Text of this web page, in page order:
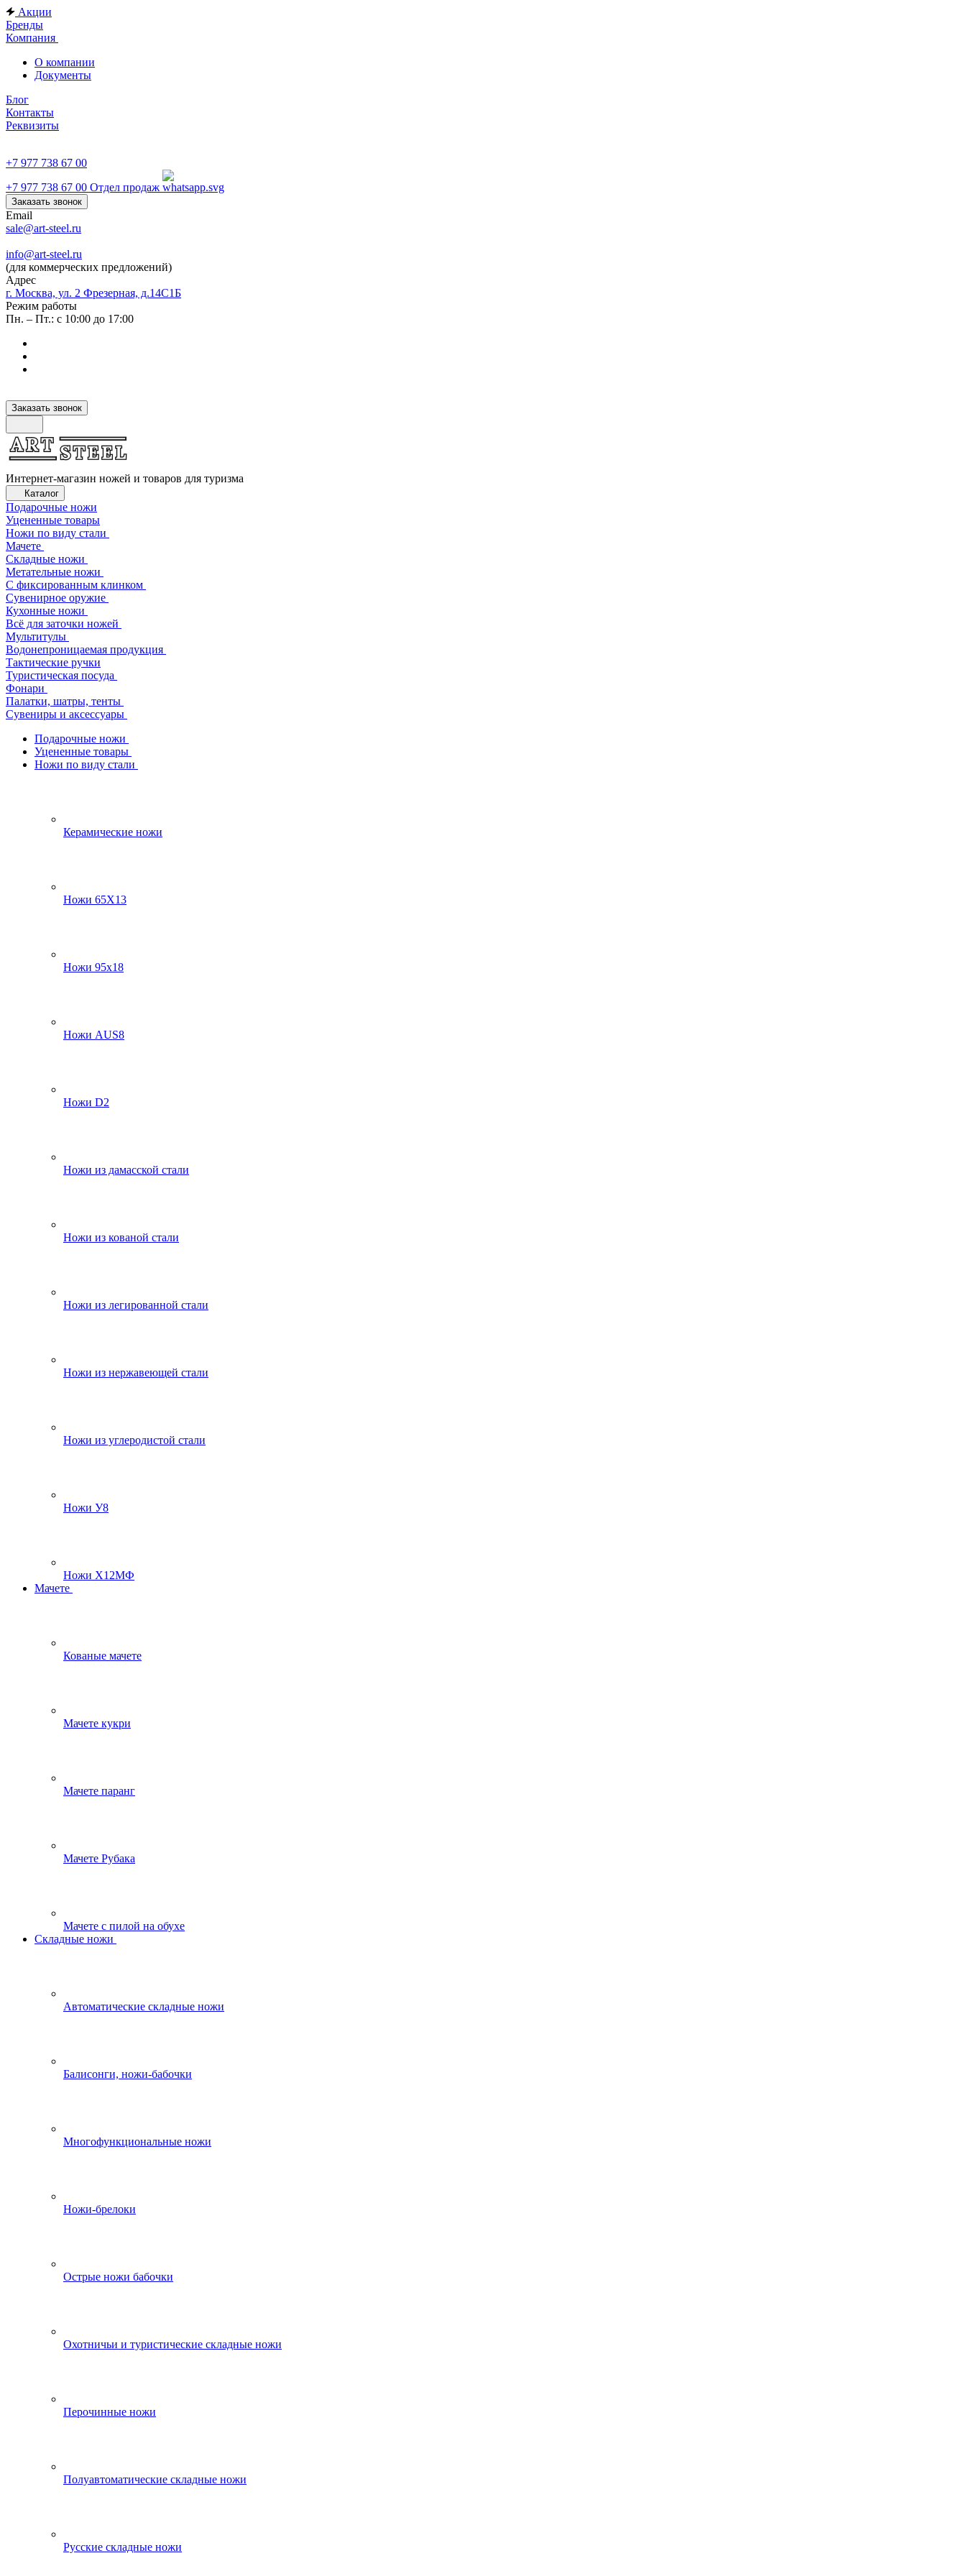
Акции
Бренды
Компания
О компании
Документы
Блог
Контакты
Реквизиты
+7 977 738 67 00
+7 977 738 67 00 Отдел продаж
Заказать звонок
Email
sale@art-steel.ru
info@art-steel.ru
(для коммерческих предложений)
Адрес
г. Москва, ул. 2 Фрезерная, д.14С1Б
Режим работы
Пн. – Пт.: с 10:00 до 17:00
Заказать звонок
Интернет-магазин ножей и товаров для туризма
Каталог
Подарочные ножи
Уцененные товары
Ножи по виду стали
Мачете
Складные ножи
Метательные ножи
С фиксированным клинком
Сувенирное оружие
Кухонные ножи
Всё для заточки ножей
Мультитулы
Водонепроницаемая продукция
Тактические ручки
Туристическая посуда
Фонари
Палатки, шатры, тенты
Сувениры и аксессуары
Подарочные ножи
Уцененные товары
Ножи по виду стали
Керамические ножи
Ножи 65Х13
Ножи 95х18
Ножи AUS8
Ножи D2
Ножи из дамасской стали
Ножи из кованой стали
Ножи из легированной стали
Ножи из нержавеющей стали
Ножи из углеродистой стали
Ножи У8
Ножи Х12МФ
Мачете
Кованые мачете
Мачете кукри
Мачете паранг
Мачете Рубака
Мачете с пилой на обухе
Складные ножи
Автоматические складные ножи
Балисонги, ножи-бабочки
Многофункциональные ножи
Ножи-брелоки
Острые ножи бабочки
Охотничьи и туристические складные ножи
Перочинные ножи
Полуавтоматические складные ножи
Русские складные ножи